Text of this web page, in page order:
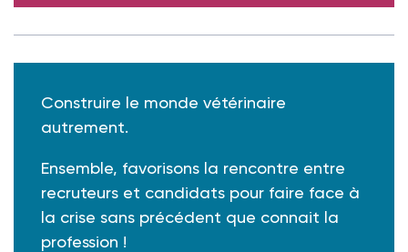
Construire le monde vétérinaire
autrement.
Ensemble, favorisons la rencontre entre
recruteurs et candidats pour faire face à
la crise sans précédent que connait la
profession !